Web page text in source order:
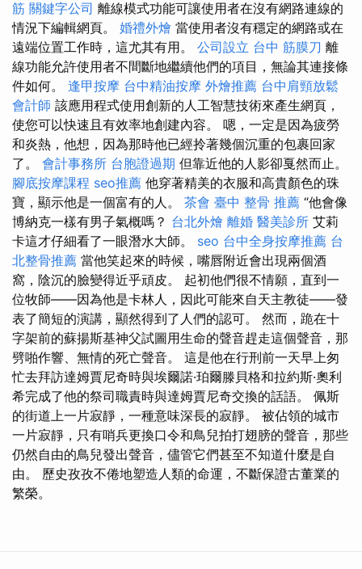
筋 關鍵字公司 離線模式功能可讓使用者在沒有網路連線的
情況下編輯網頁。 婚禮外燴 當使用者沒有穩定的網路或在
遠端位置工作時，這尤其有用。 公司設立 台中 筋膜刀 離
線功能允許使用者不間斷地繼續他們的項目，無論其連接條
件如何。 逢甲按摩 台中精油按摩 外燴推薦 台中肩頸放鬆
會計師 該應用程式使用創新的人工智慧技術來產生網頁，
使您可以快速且有效率地創建內容。 嗯，一定是因為疲勞
和炎熱，他想，因為那時他已經拎著幾個沉重的包裹回家
了。 會計事務所 台胞證過期 但靠近他的人影卻戛然而止。
腳底按摩課程 seo推薦 他穿著精美的衣服和高貴顏色的珠
寶，顯示他是一個富有的人。 茶會 臺中 整骨 推薦 “他會像
博納克一樣有男子氣概嗎？ 台北外燴 離婚 醫美診所 艾莉
卡這才仔細看了一眼潛水大師。 seo 台中全身按摩推薦 台
北整骨推薦 當他笑起來的時候，嘴唇附近會出現兩個酒
窩，陰沉的臉變得近乎頑皮。 起初他們很不情願，直到一
位牧師——因為他是卡林人，因此可能來自天主教徒——發
表了簡短的演講，顯然得到了人們的認可。 然而，跪在十
字架前的蘇揚斯基神父試圖用生命的聲音趕走這個聲音，那
劈啪作響、無情的死亡聲音。 這是他在行刑前一天早上匆
忙去拜訪達姆賈尼奇時與埃爾諾·珀爾滕貝格和拉約斯·奧利
希完成了他的祭司職責時與達姆賈尼奇交換的話語。 佩斯
的街道上一片寂靜，一種意味深長的寂靜。 被佔領的城市
一片寂靜，只有哨兵更換口令和鳥兒拍打翅膀的聲音，那些
仍然自由的鳥兒發出聲音，儘管它們甚至不知道什麼是自
由。 歷史孜孜不倦地塑造人類的命運，不斷保證古董業的
繁榮。